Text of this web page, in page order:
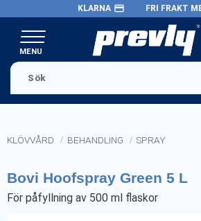
Meny
KLARNA payment FRI FRAKT
KLÖVVÅRD BEHANDLING SPRAY
Bovi Hoofspray Green 5 L
För påfyllning av 500 ml flaskor